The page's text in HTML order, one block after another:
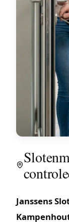
Janssens